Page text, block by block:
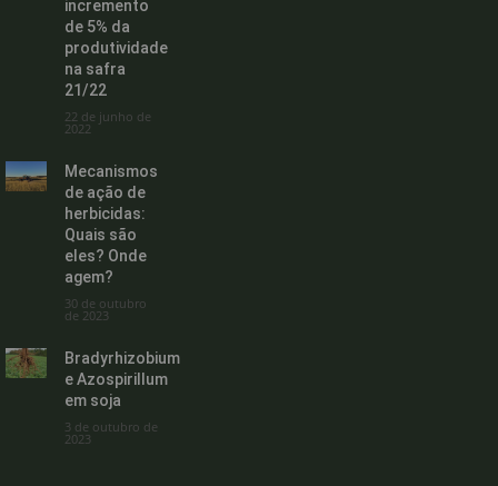
incremento
de 5% da
produtividade
na safra
21/22
22 de junho de
2022
Mecanismos
de ação de
herbicidas:
Quais são
eles? Onde
agem?
30 de outubro
de 2023
Bradyrhizobium
e Azospirillum
em soja
3 de outubro de
2023